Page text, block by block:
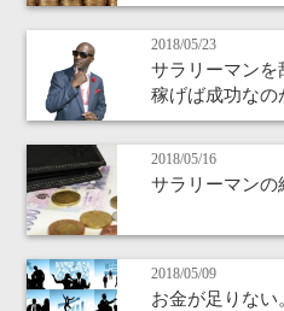
2018/05/23
サラリーマンを
稼げば成功なの
2018/05/16
サラリーマン
2018/05/09
お金が足りな